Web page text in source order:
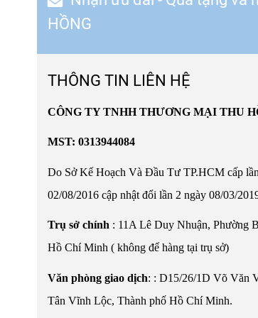
HỒNG
THÔNG TIN LIÊN HỆ
CÔNG TY TNHH THƯƠNG MẠI THU
MST: 0313944084
Do Sở Kế Hoạch Và Đầu Tư TP.HCM cấp
02/08/2016 cập nhật đổi lần 2 ngày 08/03/
Trụ sở chính : 11A Lê Duy Nhuận, Phường
Hồ Chí Minh ( không để hàng tại trụ sở)
Văn phòng giao dịch: : D15/26/1D Võ Văn
Tân Vĩnh Lộc, Thành phố Hồ Chí Minh.